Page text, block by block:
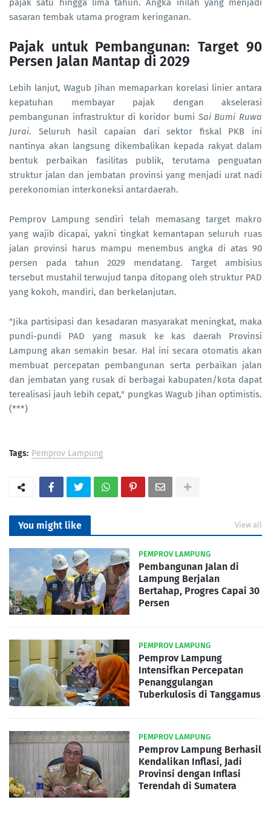
pajak satu hingga lima tahun. Angka inilah yang menjadi
sasaran tembak utama program keringanan.
Pajak untuk Pembangunan: Target 90
Persen Jalan Mantap di 2029
Lebih lanjut, Wagub Jihan memaparkan korelasi linier antara
kepatuhan membayar pajak dengan akselerasi
pembangunan infrastruktur di koridor bumi Sai Bumi Ruwa
Jurai. Seluruh hasil capaian dari sektor fiskal PKB ini
nantinya akan langsung dikembalikan kepada rakyat dalam
bentuk perbaikan fasilitas publik, terutama penguatan
struktur jalan dan jembatan provinsi yang menjadi urat nadi
perekonomian interkoneksi antardaerah.
Pemprov Lampung sendiri telah memasang target makro
yang wajib dicapai, yakni tingkat kemantapan seluruh ruas
jalan provinsi harus mampu menembus angka di atas 90
persen pada tahun 2029 mendatang. Target ambisius
tersebut mustahil terwujud tanpa ditopang oleh struktur PAD
yang kokoh, mandiri, dan berkelanjutan.
"Jika partisipasi dan kesadaran masyarakat meningkat, maka
pundi-pundi PAD yang masuk ke kas daerah Provinsi
Lampung akan semakin besar. Hal ini secara otomatis akan
membuat percepatan pembangunan serta perbaikan jalan
dan jembatan yang rusak di berbagai kabupaten/kota dapat
terealisasi jauh lebih cepat," pungkas Wagub Jihan optimistis.
(***)
Tags: Pemprov Lampung
You might like View all
PEMPROV LAMPUNG
Pembangunan Jalan di
Lampung Berjalan
Bertahap, Progres Capai 30
Persen
PEMPROV LAMPUNG
Pemprov Lampung
Intensifkan Percepatan
Penanggulangan
Tuberkulosis di Tanggamus
PEMPROV LAMPUNG
Pemprov Lampung Berhasil
Kendalikan Inflasi, Jadi
Provinsi dengan Inflasi
Terendah di Sumatera